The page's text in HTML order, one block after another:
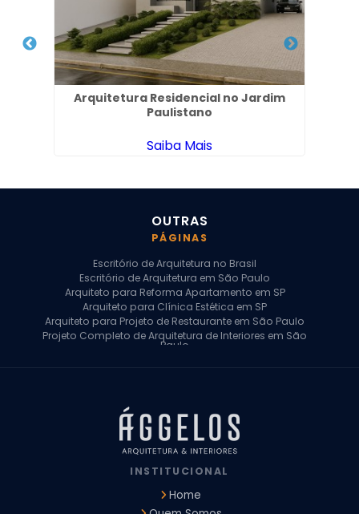
Arquitetura Residencial no Jardim
Paulistano
Saiba Mais
OUTRAS
PÁGINAS
Escritório de Arquitetura no Brasil
Escritório de Arquitetura em São Paulo
Arquiteto para Reforma Apartamento em SP
Arquiteto para Clínica Estética em SP
Arquiteto para Projeto de Restaurante em São Paulo
Projeto Completo de Arquitetura de Interiores em São
Paulo
Arquiteto para Projeto Comercial em São Paulo
Arquiteto Comercial
Arquiteto para Reforma de Apartamento
Arquiteto para Reforma Residencial
Arquitetura para Reforma de Casas
Design de Interiores Apartamentos
INSTITUCIONAL
Home